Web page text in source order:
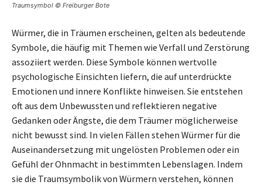
Traumsymbol © Freiburger Bote
Würmer, die in Träumen erscheinen, gelten als bedeutende
Symbole, die häufig mit Themen wie Verfall und Zerstörung
assoziiert werden. Diese Symbole können wertvolle
psychologische Einsichten liefern, die auf unterdrückte
Emotionen und innere Konflikte hinweisen. Sie entstehen
oft aus dem Unbewussten und reflektieren negative
Gedanken oder Ängste, die dem Träumer möglicherweise
nicht bewusst sind. In vielen Fällen stehen Würmer für die
Auseinandersetzung mit ungelösten Problemen oder ein
Gefühl der Ohnmacht in bestimmten Lebenslagen. Indem
sie die Traumsymbolik von Würmern verstehen, können